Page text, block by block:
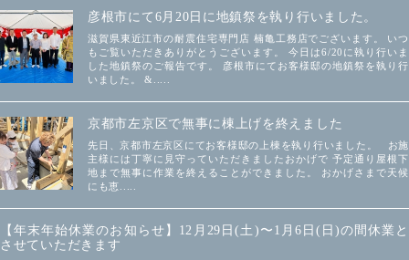
彦根市にて6月20日に地鎮祭を執り行いました。
滋賀県東近江市の耐震住宅専門店 楠亀工務店でございます。 いつ
もご覧いただきありがとうございます。 今日は6/20に執り行いま
した地鎮祭のご報告です。 彦根市にてお客様邸の地鎮祭を執り行
いました。 &.....
京都市左京区で無事に棟上げを終えました
先日、京都市左京区にてお客様邸の上棟を執り行いました。 お施
主様には丁寧に見守っていただきましたおかげで 予定通り屋根下
地まで無事に作業を終えることができました。 おかげさまで天候
にも恵.....
【年末年始休業のお知らせ】12月29日(土)〜1月6日(日)の間休業と
させていただきます